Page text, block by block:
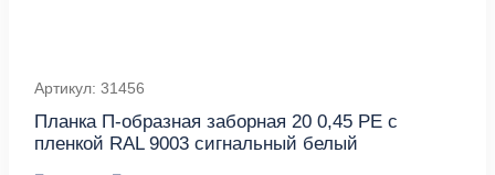
Артикул: 31456
Планка П-образная заборная 20 0,45 PE с
пленкой RAL 9003 сигнальный белый